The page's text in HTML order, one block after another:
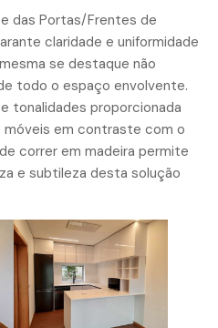
das Portas/Frentes de
claridade e uniformidade
se destaque não
todo o espaço envolvente.
tonalidades proporcionada
em contraste com o
correr em madeira permite
e subtileza desta solução